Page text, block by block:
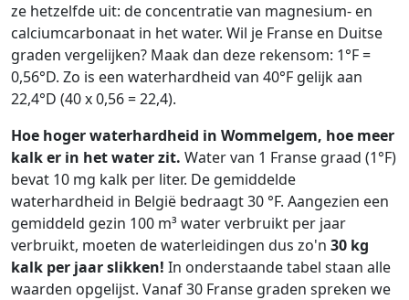
ze hetzelfde uit: de concentratie van magnesium- en
calciumcarbonaat in het water. Wil je Franse en Duitse
graden vergelijken? Maak dan deze rekensom: 1°F =
0,56°D. Zo is een waterhardheid van 40°F gelijk aan
22,4°D (40 x 0,56 = 22,4).
Hoe hoger waterhardheid in Wommelgem, hoe meer
kalk er in het water zit. Water van 1 Franse graad (1°F)
bevat 10 mg kalk per liter. De gemiddelde
waterhardheid in België bedraagt 30 °F. Aangezien een
gemiddeld gezin 100 m³ water verbruikt per jaar
verbruikt, moeten de waterleidingen dus zo'n 30 kg
kalk per jaar slikken! In onderstaande tabel staan alle
waarden opgelijst. Vanaf 30 Franse graden spreken we